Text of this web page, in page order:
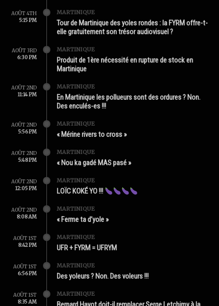
AOÛT 4TH
5:15 PM
MARTINIQUE
Tour de Martinique des yoles rondes : la FYRM offre-t-
elle gratuitement son trésor audiovisuel ?
AOÛT 3RD
6:30 PM
MARTINIQUE
Produit de 1ère nécessité en rupture de stock en
Martinique
AOÛT 2ND
11:14 PM
MARTINIQUE
En Martinique les pollueurs sont des ordures ? Non.
Des enculés-es !!!
AOÛT 2ND
5:56 PM
MARTINIQUE
« Mérine rivers to cross »
AOÛT 2ND
5:48 PM
MARTINIQUE
« Nou ka gadé MAS pasé »
AOÛT 2ND
12:05 PM
MARTINIQUE
LOÏC KOKÉ YO !!!
AOÛT 2ND
8:08 AM
MARTINIQUE
« Ferme ta d’yole »
AOÛT 1ST
8:42 PM
MARTINIQUE
UFR + FYRM = UFRYM
AOÛT 1ST
6:56 PM
MARTINIQUE
Des yoleurs ? Non. Des voleurs !!!
AOÛT 1ST
8:35 AM
MARTINIQUE